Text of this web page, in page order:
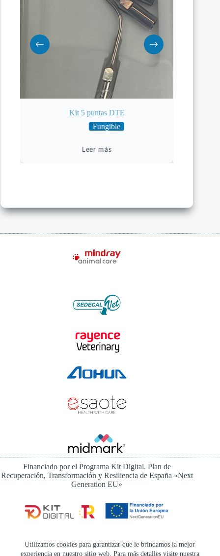
Utilizamos cookies para garantizar que le brindamos la mejor
experiencia en nuestro sitio web. Para más detalles visite nuestra
Kit 5 puntas DTE
Fungible
Leer más
Financiado por el Programa Kit Digital. Plan de
Recuperación, Transformación y Resiliencia de España «Next
Generation EU»
Instagram